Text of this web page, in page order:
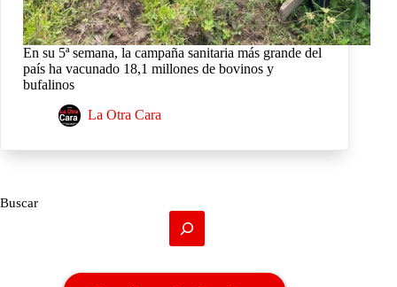
En su 5ª semana, la campaña sanitaria más grande del
país ha vacunado 18,1 millones de bovinos y
bufalinos
La Otra Cara
Buscar